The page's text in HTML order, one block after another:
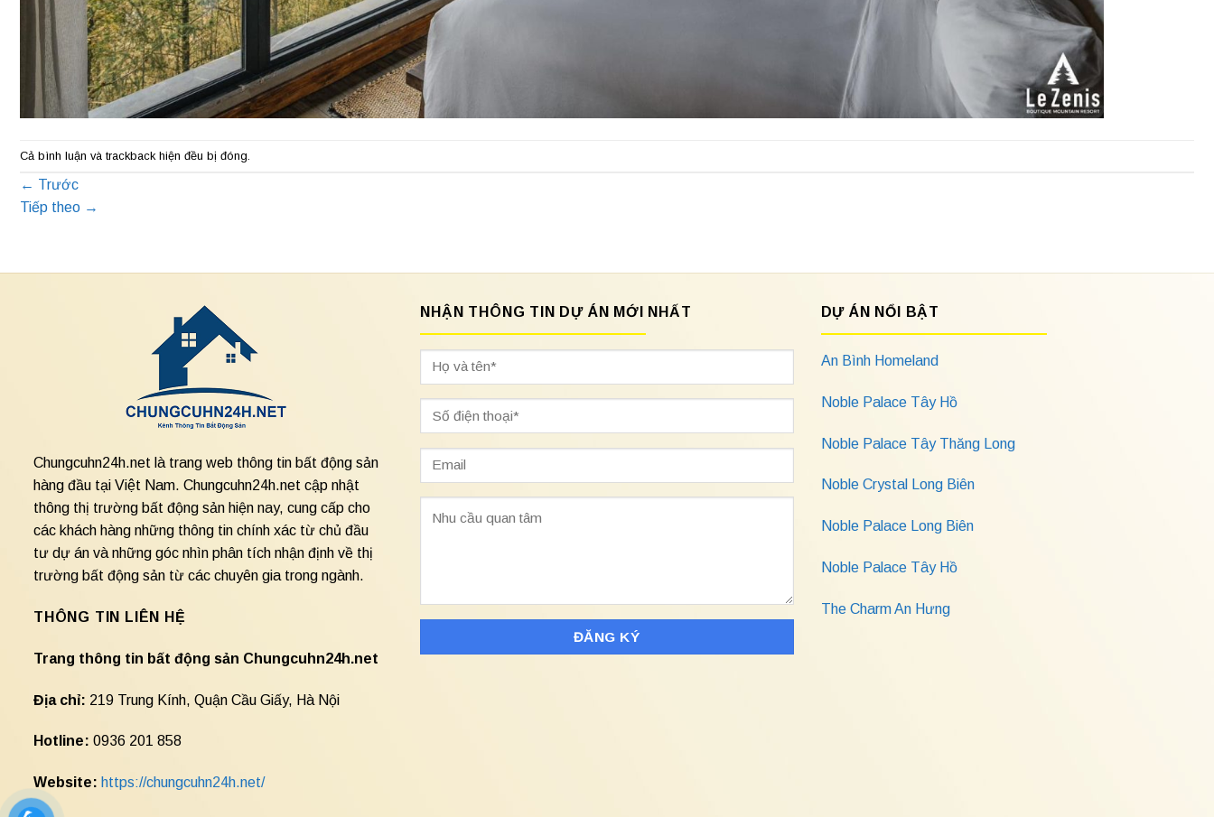
Cả bình luận và trackback hiện đều bị đóng.
← Trước
Tiếp theo →
Chungcuhn24h.net là trang web thông tin bất động sản
hàng đầu tại Việt Nam. Chungcuhn24h.net cập nhật
thông thị trường bất động sản hiện nay, cung cấp cho
các khách hàng những thông tin chính xác từ chủ đầu
tư dự án và những góc nhìn phân tích nhận định về thị
trường bất động sản từ các chuyên gia trong ngành.
THÔNG TIN LIÊN HỆ
Trang thông tin bất động sản Chungcuhn24h.net
Địa chỉ: 219 Trung Kính, Quận Cầu Giấy, Hà Nội
Hotline: 0936 201 858
Website: https://chungcuhn24h.net/
NHẬN THÔNG TIN DỰ ÁN MỚI NHẤT DỰ ÁN NỔI BẬT
An Bình Homeland
Noble Palace Tây Hồ
Noble Palace Tây Thăng Long
Noble Crystal Long Biên
Noble Palace Long Biên
Noble Palace Tây Hồ
The Charm An Hưng